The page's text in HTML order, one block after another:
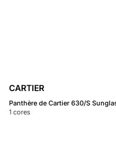
CARTIER
Panthère de Cartier 630/S
1 cores